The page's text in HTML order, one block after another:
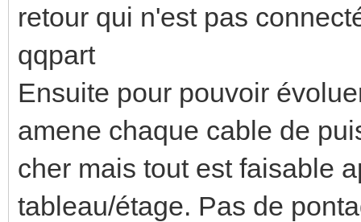
retour qui n'est pas
qqpart
Ensuite pour pouvoir
amene chaque cable de
cher mais tout est faisable
tableau/étage. Pas de